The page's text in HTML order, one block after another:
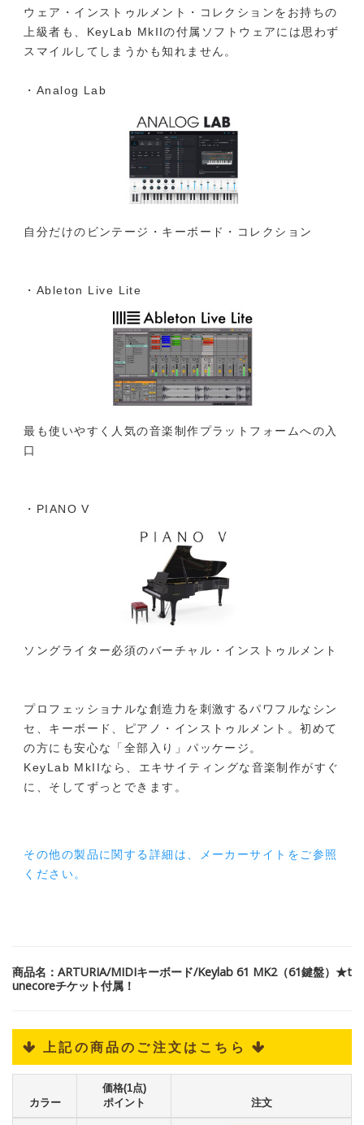
ウェア・インストゥルメント・コレクションをお持ちの
上級者も、KeyLab MkIIの付属ソフトウェアには思わず
スマイルしてしまうかも知れません。
・Analog Lab
自分だけのビンテージ・キーボード・コレクション
・Ableton Live Lite
最も使いやすく人気の音楽制作プラットフォームへの入
口
・PIANO V
ソングライター必須のバーチャル・インストゥルメント
プロフェッショナルな創造力を刺激するパワフルなシン
セ、キーボード、ピアノ・インストゥルメント。初めて
の方にも安心な「全部入り」パッケージ。
KeyLab MkIIなら、エキサイティングな音楽制作がすぐ
に、そしてずっとできます。
その他の製品に関する詳細は、メーカーサイトをご参照
ください。
商品名：ARTURIA/MIDIキーボード/Keylab 61 MK2（61鍵盤）★t
unecoreチケット付属！
 上記の商品のご注文はこちら 
カラー
価格(1点)
ポイント
注文